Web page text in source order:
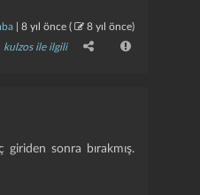
| 8 yıl önce ( 8 yıl önce)
kulzos ile ilgili
giriden sonra bırakmış.